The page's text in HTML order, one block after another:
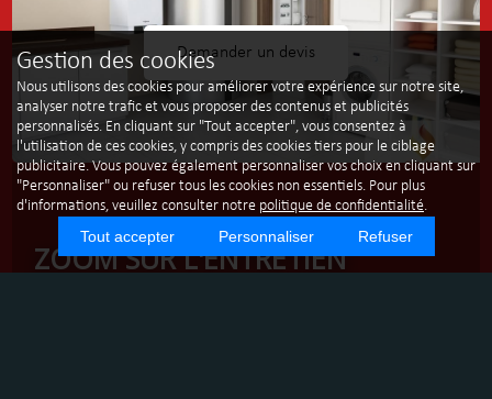
Gestion des cookies
Nous utilisons des cookies pour améliorer votre expérience sur notre site,
analyser notre trafic et vous proposer des contenus et publicités
personnalisés. En cliquant sur "Tout accepter", vous consentez à
l'utilisation de ces cookies, y compris des cookies tiers pour le ciblage
publicitaire. Vous pouvez également personnaliser vos choix en cliquant sur
"Personnaliser" ou refuser tous les cookies non essentiels. Pour plus
d'informations, veuillez consulter notre politique de confidentialité.
Tout accepter Personnaliser Refuser
Demander un devis
ZOOM SUR L'ENTRETIEN